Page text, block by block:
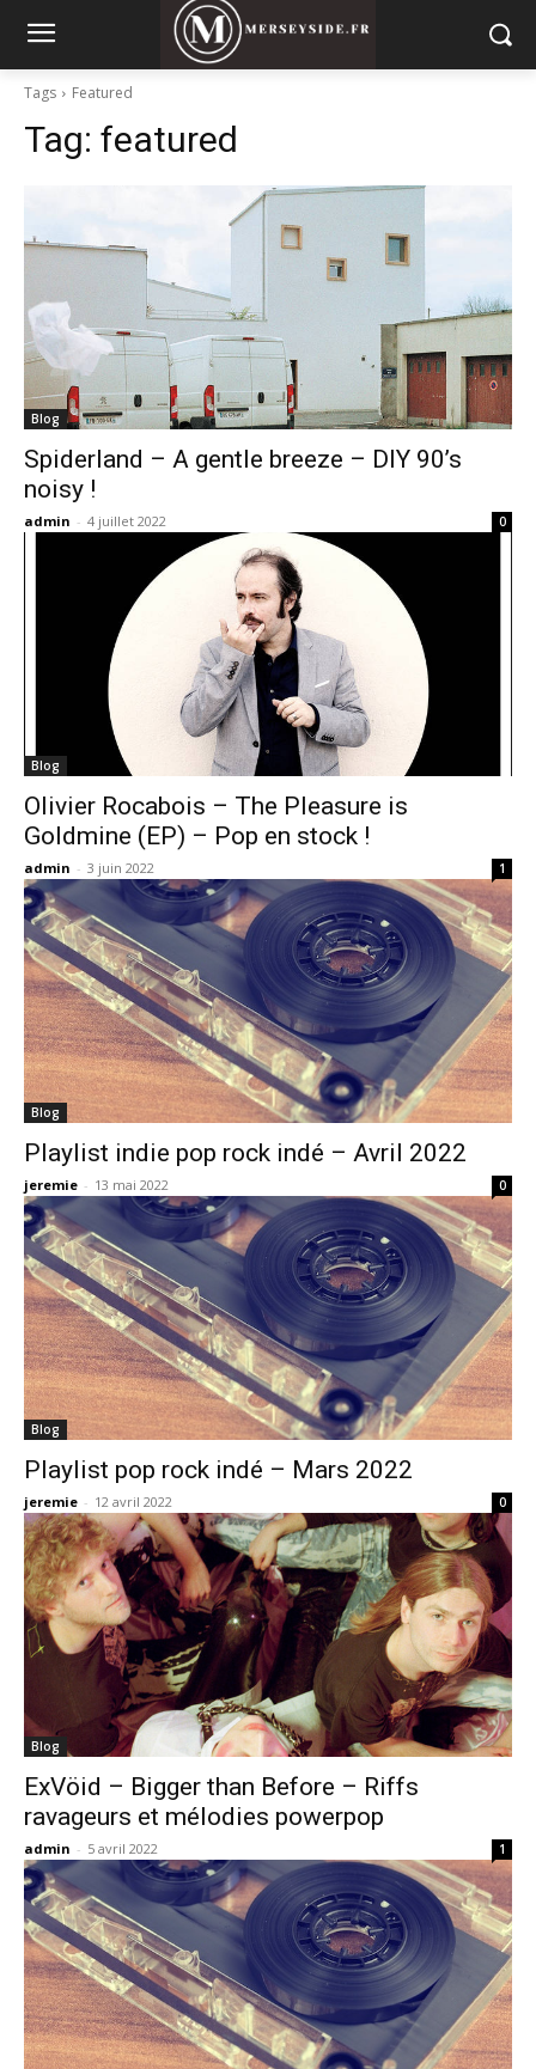
Tags Featured
Tag: featured
Blog
Spiderland – A gentle breeze – DIY 90’s
noisy !
admin - 4 juillet 2022 0
Blog
Olivier Rocabois – The Pleasure is
Goldmine (EP) – Pop en stock !
admin - 3 juin 2022 1
Blog
Playlist indie pop rock indé – Avril 2022
jeremie - 13 mai 2022 0
Blog
Playlist pop rock indé – Mars 2022
jeremie - 12 avril 2022 0
Blog
ExVöid – Bigger than Before – Riffs
ravageurs et mélodies powerpop
admin - 5 avril 2022 1